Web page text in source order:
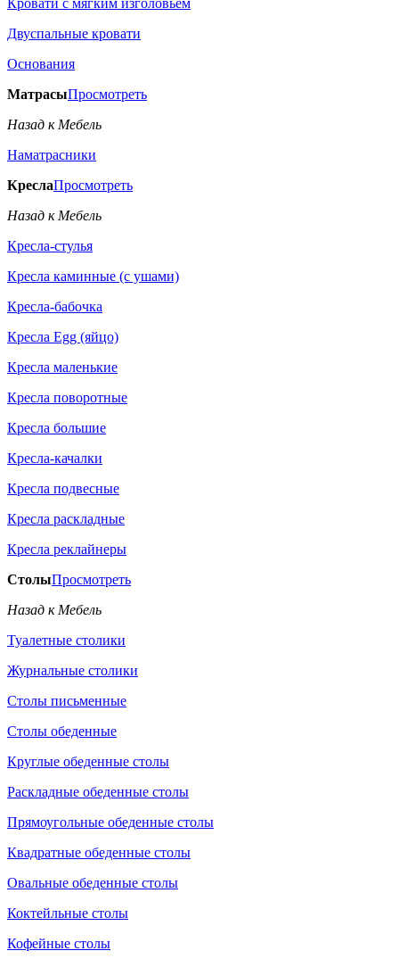
Кровати с мягким изголовьем
Двуспальные кровати
Основания
МатрасыПросмотреть
Назад к Мебель
Наматрасники
КреслаПросмотреть
Назад к Мебель
Кресла-стулья
Кресла каминные (с ушами)
Кресла-бабочка
Кресла Egg (яйцо)
Кресла маленькие
Кресла поворотные
Кресла большие
Кресла-качалки
Кресла подвесные
Кресла раскладные
Кресла реклайнеры
СтолыПросмотреть
Назад к Мебель
Туалетные столики
Журнальные столики
Столы письменные
Столы обеденные
Круглые обеденные столы
Раскладные обеденные столы
Прямоугольные обеденные столы
Квадратные обеденные столы
Овальные обеденные столы
Коктейльные столы
Кофейные столы